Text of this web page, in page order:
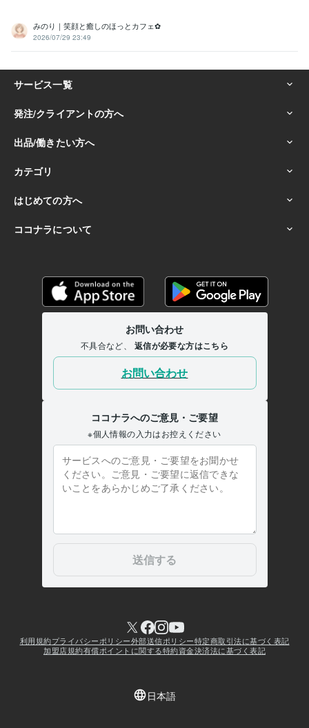
みのり｜笑顔と癒しのほっとカフェ✿
2026/07/29 23:49